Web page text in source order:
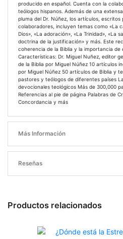
producido en español. Cuenta con la
teólogos hispanos. Además de una
pluma del Dr. Núñez, los artículos,
colaboradores, incluyen temas como «La
Dios», «La adoración», «La Trinidad», «La
doctrina de la justificación» y más. Este
coherencia de la Biblia y la importancia de
Características: Dr. Miguel Nuñez, editor
de la Biblia por Miguel Núñez 10 artículos
por Miguel Núñez 50 artículos de Biblia y
pastores y teólogos de diferentes países
devocionales teológicos Más de 300,000
Referencias al pie de página Palabras de
Concordancia y más
Más Información
Reseñas
Productos relacionados